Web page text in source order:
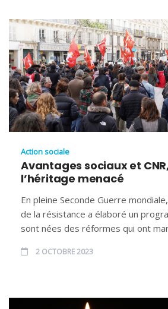
Action sociale
Avantages sociaux et
l’héritage menacé
En pleine Seconde Guerre
de la résistance a élaboré un
sont nées des réformes qui ont
2 OCTOBRE 2023